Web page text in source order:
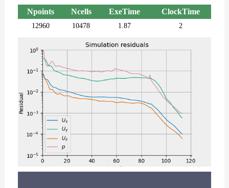
Npoints Ncells ExeTime ClockTime
12960 10478 1.87 2